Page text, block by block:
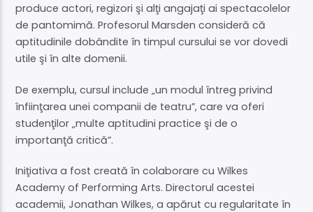
produce actori, regizori şi alţi angajaţi ai spectacolelor
de pantomimă. Profesorul Marsden consideră că
aptitudinile dobândite în timpul cursului se vor dovedi
utile şi în alte domenii.
De exemplu, cursul include „un modul întreg privind
înfiinţarea unei companii de teatru”, care va oferi
studenţilor „multe aptitudini practice şi de o
importanţă critică”.
Iniţiativa a fost creată în colaborare cu Wilkes
Academy of Performing Arts. Directorul acestei
academii, Jonathan Wilkes, a apărut cu regularitate în